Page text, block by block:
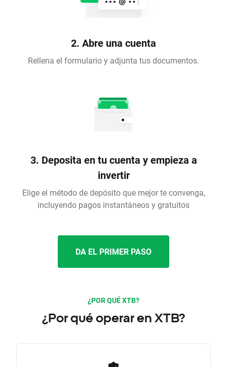
2. Abre una cuenta
Rellena el formulario y adjunta tus documentos.
3. Deposita en tu cuenta y empieza a
invertir
Elige el método de depósito que mejor te convenga,
incluyendo pagos instantáneos y gratuitos
DA EL PRIMER PASO
¿POR QUÉ XTB?
¿Por qué operar en XTB?